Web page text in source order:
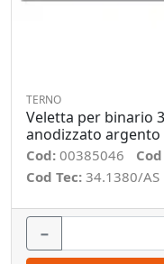
TERNO
Veletta per binario
anodizzato argento
Cod: 00385046
Cod Tec: 34.1380/AS
−